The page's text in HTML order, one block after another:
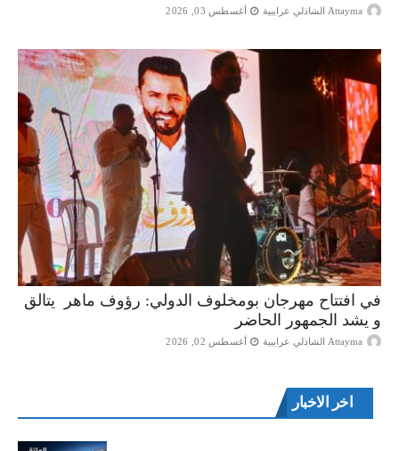
Attayma الشاذلي عرايبية أغسطس 03, 2026
في افتتاح مهرجان بومخلوف الدولي: رؤوف ماهر يتالق
و يشد الجمهور الحاضر
Attayma الشاذلي عرايبية أغسطس 02, 2026
اخر الاخبار